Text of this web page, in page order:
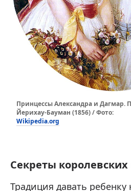
Принцессы Александра и Дагмар.
Йерихау-Бауман (1856) / Фото:
Wikipedia.org
Секреты
Традиция давать